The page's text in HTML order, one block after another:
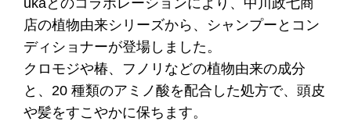
店の植物由来シリーズから、シャンプーとコン
ディショナーが登場しました。
クロモジや椿、フノリなどの植物由来の成分
と、20 種類のアミノ酸を配合した処方で、頭皮
や髪をすこやかに保ちます。